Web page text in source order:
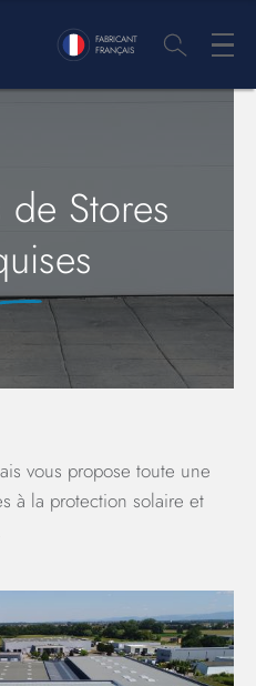
FABRICANT
FRANÇAIS
Stores
vous propose toute une
à la protection solaire et